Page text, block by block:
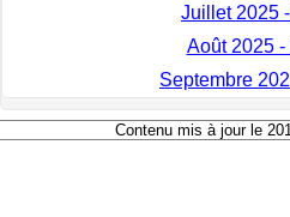
Juillet 2025
Août 2025 -
Septembre
Contenu mis à jour le